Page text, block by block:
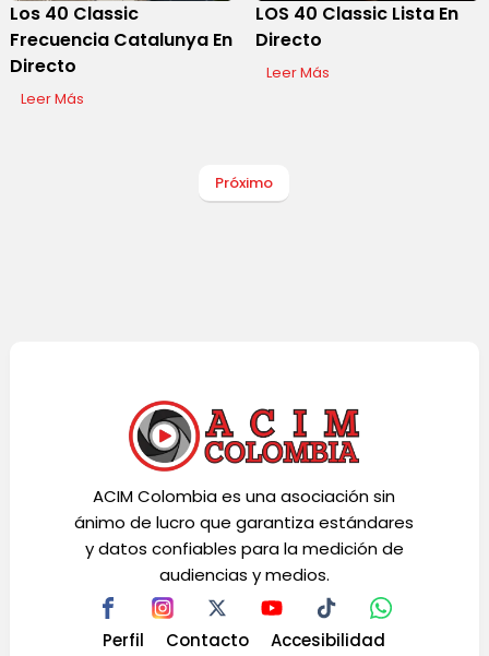
Los 40 Classic
Frecuencia Catalunya En
Directo
Leer Más
LOS 40 Classic Lista En
Directo
Leer Más
Próximo
ACIM Colombia es una asociación sin
ánimo de lucro que garantiza estándares
y datos confiables para la medición de
audiencias y medios.
Perfil Contacto
Accesibilidad